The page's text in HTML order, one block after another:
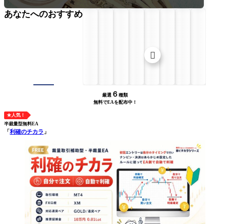
厳選 ６ 種類
無料でEAを配布中！
★人気！
半裁量型無料EA
「利確のチカラ 」
あなたへのおすすめ
